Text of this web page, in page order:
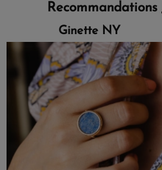
Recommandations
Ginette NY